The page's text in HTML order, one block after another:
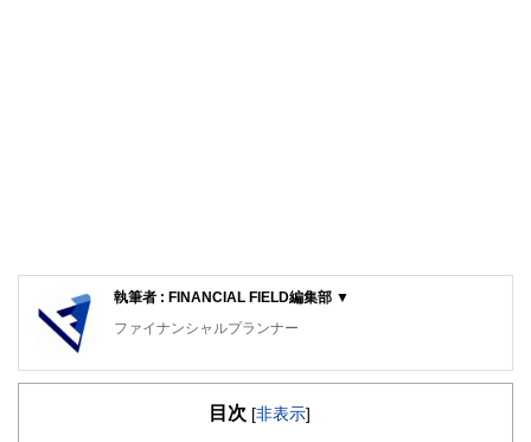
執筆者 : FINANCIAL FIELD編集部 ▼
ファイナンシャルプランナー
FinancialField編集部は、金融、経済に関する記事を、日々
知識がない方でも理解できるようわかりやすく発信していま
目次 [非表示]